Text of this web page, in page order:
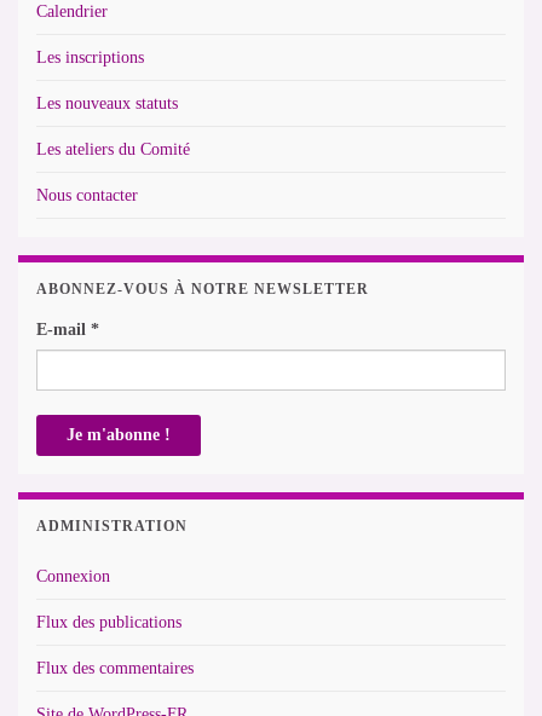
Calendrier
Les inscriptions
Les nouveaux statuts
Les ateliers du Comité
Nous contacter
ABONNEZ-VOUS À NOTRE NEWSLETTER
E-mail *
ADMINISTRATION
Connexion
Flux des publications
Flux des commentaires